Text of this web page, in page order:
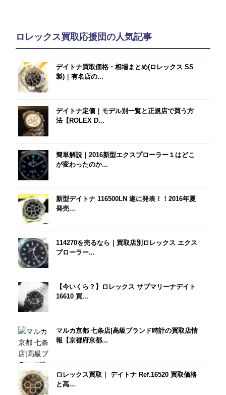
ロレックス買取応援団の人気記事
デイトナ買取価格・相場まとめ(ロレックス SS
製)｜有名店の...
デイトナ定価｜モデル別一覧と正規店で買う方
法【ROLEX D...
簡単解説｜2016新型エクスプローラー１はどこ
が変わったのか...
新型デイトナ 116500LN 遂に発表！！2016年夏
発売...
114270を売るなら｜買取店別ロレックス エクス
プローラー...
【今いくら？】ロレックス サブマリーナデイト
16610 買...
マルカ京都 七条店|高級ブランド時計の買取店情
報【京都府京都...
ロレックス買取｜ デイトナ Ref.16520 買取価格
と高...